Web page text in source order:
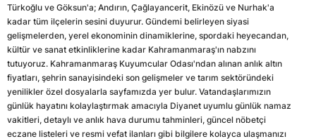
Türkoğlu ve Göksun'a; Andırın, Çağlayancerit, Ekinözü ve Nurhak'a
kadar tüm ilçelerin sesini duyurur. Gündemi belirleyen siyasi
gelişmelerden, yerel ekonominin dinamiklerine, spordaki heyecandan,
kültür ve sanat etkinliklerine kadar Kahramanmaraş'ın nabzını
tutuyoruz. Kahramanmaraş Kuyumcular Odası'ndan alınan anlık altın
fiyatları, şehrin sanayisindeki son gelişmeler ve tarım sektöründeki
yenilikler özel dosyalarla sayfamızda yer bulur. Vatandaşlarımızın
günlük hayatını kolaylaştırmak amacıyla Diyanet uyumlu günlük namaz
vakitleri, detaylı ve anlık hava durumu tahminleri, güncel nöbetçi
eczane listeleri ve resmi vefat ilanları gibi bilgilere kolayca ulaşmanızı